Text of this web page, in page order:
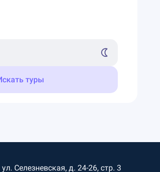
туры
Селезневская, д. 24-26, стр. 3